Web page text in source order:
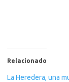
Relacionado
La Heredera, una